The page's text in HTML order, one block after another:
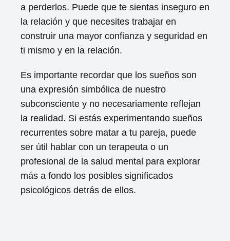
a perderlos. Puede que te sientas inseguro en
la relación y que necesites trabajar en
construir una mayor confianza y seguridad en
ti mismo y en la relación.
Es importante recordar que los sueños son
una expresión simbólica de nuestro
subconsciente y no necesariamente reflejan
la realidad. Si estás experimentando sueños
recurrentes sobre matar a tu pareja, puede
ser útil hablar con un terapeuta o un
profesional de la salud mental para explorar
más a fondo los posibles significados
psicológicos detrás de ellos.